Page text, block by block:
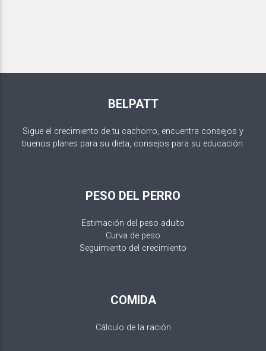
BELPATT
Sigue el crecimiento de tu cachorro, encuentra consejos y
buenos planes para su dieta, consejos para su educación.
PESO DEL PERRO
Estimación del peso adulto
Curva de peso
Seguimiento del crecimiento
COMIDA
Cálculo de la ración